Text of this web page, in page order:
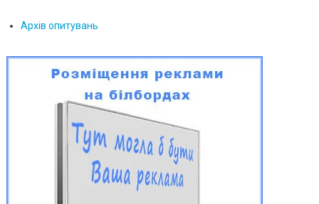
Архів опитувань